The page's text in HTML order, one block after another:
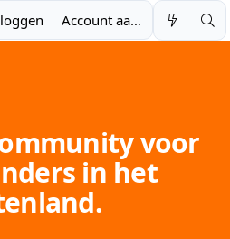
Account aanmaken
voor
in het